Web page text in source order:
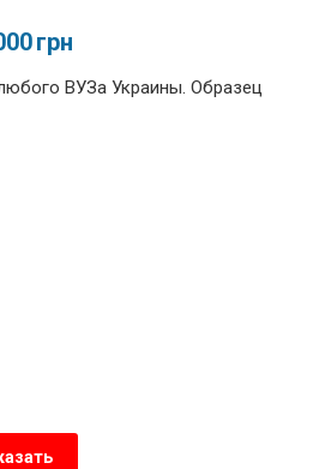
грн
ВУЗа Украины. Образец